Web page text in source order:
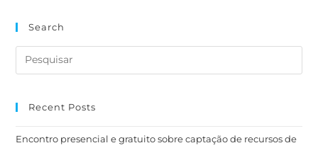
Search
Recent Posts
Encontro presencial e gratuito sobre captação de recursos de